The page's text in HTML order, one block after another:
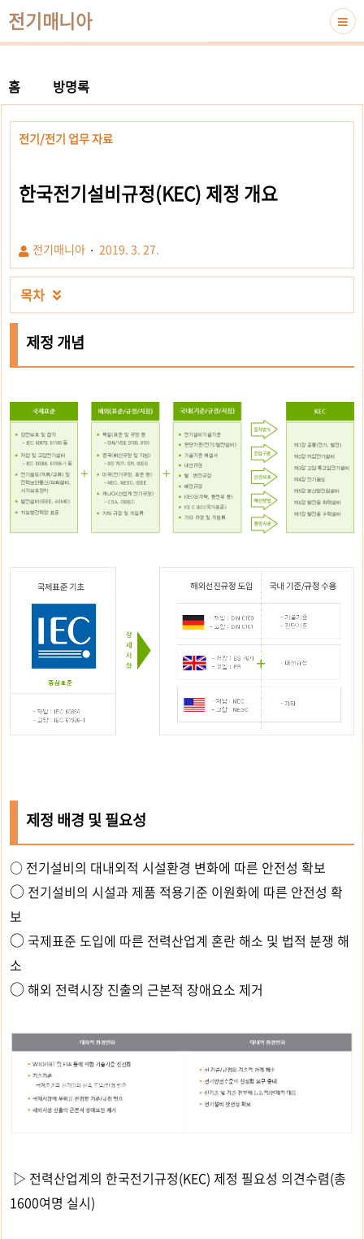
전기매니아
홈 방명록
전기/전기 업무 자료
한국전기설비규정(KEC) 제정 개요
전기매니아 2019. 3. 27.
목차 
제정 개념
제정 배경 및 필요성
○ 전기설비의 대내외적 시설환경 변화에 따른 안전성 확보
○ 전기설비의 시설과 제품 적용기준 이원화에 따른 안전성 확
보
○ 국제표준 도입에 따른 전력산업계 혼란 해소 및 법적 분쟁 해
소
○ 해외 전력시장 진출의 근본적 장애요소 제거
▷ 전력산업계의 한국전기규정(KEC) 제정 필요성 의견수렴(총
1600여명 실시)